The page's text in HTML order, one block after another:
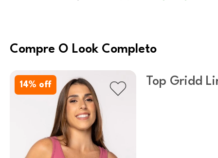
Compre O Look Completo
14% off Top Gridd